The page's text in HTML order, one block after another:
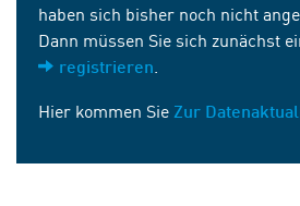
haben sich bisher noch nicht
Dann müssen Sie sich zunächst
registrieren
Hier kommen Sie Zur